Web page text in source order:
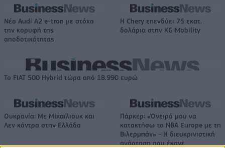
Νέο Audi A2 e-tron με στόχο
την κορυφή της
αποδοτικότητας
Η Chery επενδύει 75 εκατ.
δολάρια στην KG Mobility
Το FIAT 500 Hybrid τώρα από 18.990 ευρώ
Ουκρανία: Με Μίχαϊλιουκ και
Λεν κόντρα στην Ελλάδα
Πάρκερ: «Όνειρό μου να
κατακτήσω το ΝΒΑ Europe με τη
Βιλερμπάν» - Η διευκρινιστική
ανάρτηση που έκανε